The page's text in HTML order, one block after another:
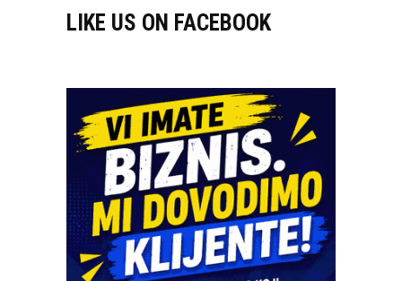
LIKE US ON FACEBOOK